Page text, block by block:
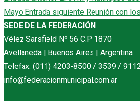
Mayo Entrada siguiente Reunión con
SEDE DE LA FEDERACIÓN
Vélez Sarsfield Nº 56 C.P 1870
Avellaneda | Buenos Aires | Argentina
Telefax: (011) 4203-8500 / 3539 / 9112
info@federacionmunicipal.com.ar